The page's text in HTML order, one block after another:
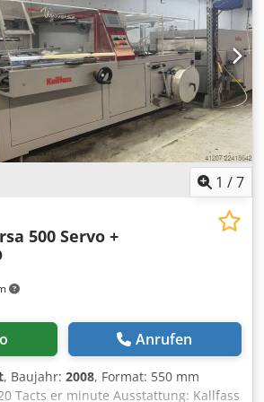
Kallfass Compact 650 D
performance energy-saving
System:Patented ring nozzle heating
Blower:Frequency-controlled,
hot air flow for uniform shrinking
free plastic modular belt,
speed Film Compatibility:All
equipment according to EC
1 /7
500 Servo +
Anrufen
, Baujahr: 2008, Format: 550 mm
Tacts er minute Ausstattung: Kallfass